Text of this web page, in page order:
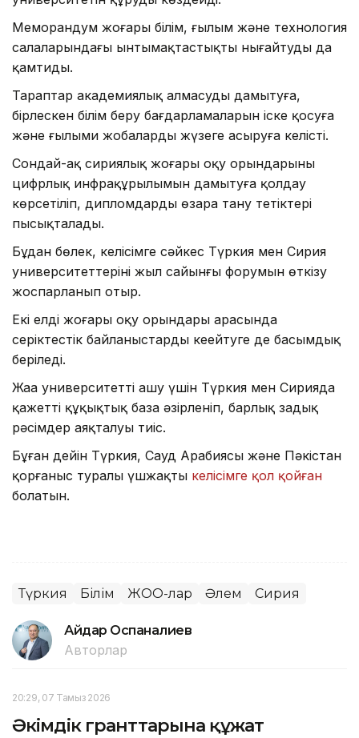
Меморандум жоғары білім, ғылым және технология
салаларындағы ынтымақтастықты нығайтуды да
қамтиды.
Тараптар академиялық алмасуды дамытуға,
бірлескен білім беру бағдарламаларын іске қосуға
және ғылыми жобаларды жүзеге асыруға келісті.
Сондай-ақ сириялық жоғары оқу орындарының
цифрлық инфрақұрылымын дамытуға қолдау
көрсетіліп, дипломдарды өзара тану тетіктері
пысықталады.
Бұдан бөлек, келісімге сәйкес Түркия мен Сирия
университеттерінің жыл сайынғы форумын өткізу
жоспарланып отыр.
Екі елдің жоғары оқу орындары арасында
серіктестік байланыстарды кеңейтуге де басымдық
беріледі.
Жаңа университетті ашу үшін Түркия мен Сирияда
қажетті құқықтық база әзірленіп, барлық заңдық
рәсімдер аяқталуы тиіс.
Бұған дейін Түркия, Сауд Арабиясы және Пәкістан
қорғаныс туралы үшжақты келісімге қол қойған
болатын.
Түркия Білім ЖОО-лар Әлем Сирия
Айдар Оспаналиев
Авторлар
20:29, 07 Тамыз 2026
Әкімдік гранттарына құжат